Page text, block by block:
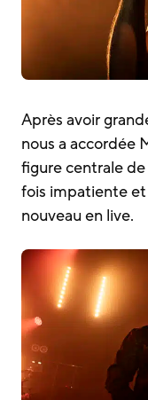
Après avoir
nous a accordée
figure centrale de
fois impatiente
nouveau en live.